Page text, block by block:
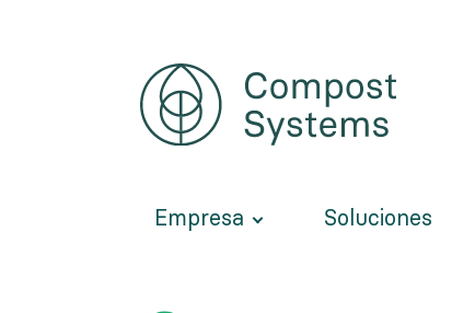
Empresa Soluciones